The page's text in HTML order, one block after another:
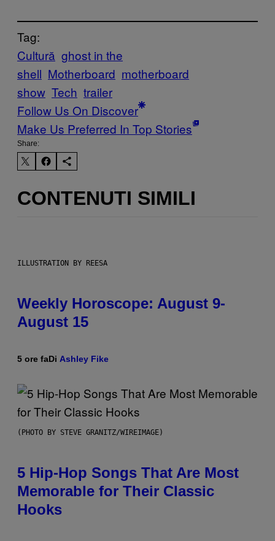
Tag:
Cultură ghost in the
shell Motherboard motherboard
show Tech trailer
Follow Us On Discover
Make Us Preferred In Top Stories
Share:
CONTENUTI SIMILI
ILLUSTRATION BY REESA
Weekly Horoscope: August 9-
August 15
5 ore faDi Ashley Fike
(PHOTO BY STEVE GRANITZ/WIREIMAGE)
5 Hip-Hop Songs That Are Most
Memorable for Their Classic
Hooks